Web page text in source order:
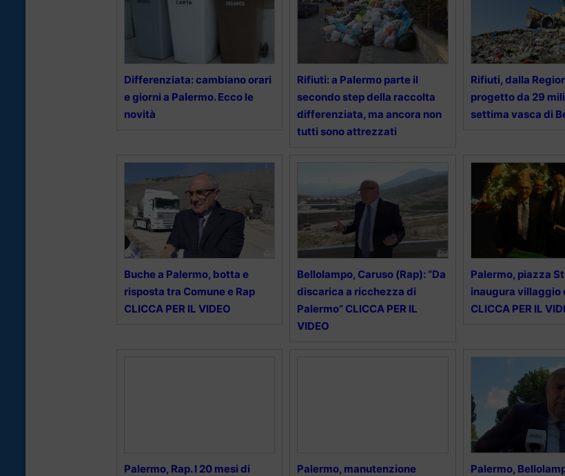
Differenziata: cambiano orari
e giorni a Palermo. Ecco le
novità
Rifiuti: a Palermo parte il
secondo step della raccolta
differenziata, ma ancora non
tutti sono attrezzati
Rifiuti, dalla
progetto da 29
settima vasca di
Buche a Palermo, botta e
risposta tra Comune e Rap
CLICCA PER IL VIDEO
Bellolampo, Caruso (Rap): “Da
discarica a ricchezza di
Palermo” CLICCA PER IL
VIDEO
Palermo, piazza
inaugura villaggio
CLICCA PER IL
Palermo, Rap. I 20 mesi di Palermo, manutenzione Palermo,